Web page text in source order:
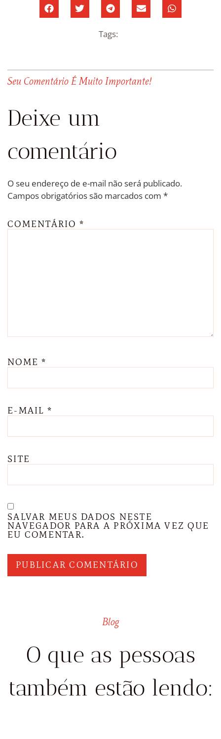
Tags:
Seu Comentário É Muito Importante!
Deixe um
comentário
O seu endereço de e-mail não será publicado.
Campos obrigatórios são marcados com *
COMENTÁRIO *
NOME*
E-MAIL *
SITE
SALVAR MEUS DADOS NESTE
NAVEGADOR PARA A PRÓXIMA VEZ QUE
EU COMENTAR.
Blog
O que as pessoas
também estão lendo: